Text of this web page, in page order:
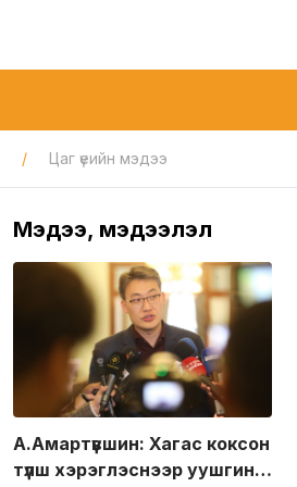
/ Цаг үеийн мэдээ
Мэдээ, мэдээлэл
А.Амартүвшин: Хагас коксон
түлш хэрэглэснээр уушгинд